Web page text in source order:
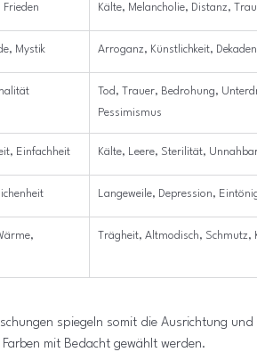
Kälte, Melancholie, Distanz,
Mystik Arroganz, Künstlichkeit,
Tod, Trauer, Bedrohung,
Pessimismus
Einfachheit Kälte, Leere, Sterilität,
Langeweile, Depression,
Trägheit, Altmodisch, Schmutz,
spiegeln somit die Ausrichtung und
mit Bedacht gewählt werden.